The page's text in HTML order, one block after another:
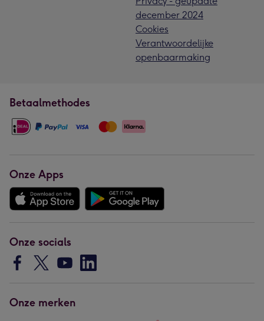
december 2024
Cookies
Verantwoordelijke
openbaarmaking
Betaalmethodes
Onze Apps
Onze socials
Onze merken